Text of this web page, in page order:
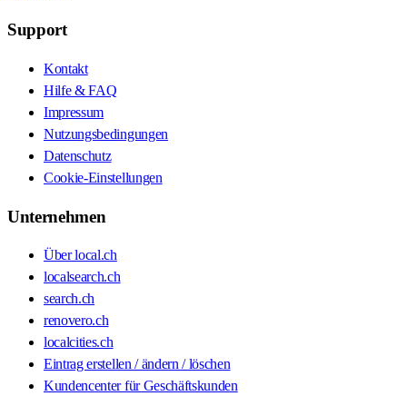
Support
Kontakt
Hilfe & FAQ
Impressum
Nutzungsbedingungen
Datenschutz
Cookie-Einstellungen
Unternehmen
Über local.ch
localsearch.ch
search.ch
renovero.ch
localcities.ch
Eintrag erstellen / ändern / löschen
Kundencenter für Geschäftskunden